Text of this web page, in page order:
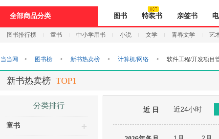
全部商品分类 图书 特装书 亲签书
图书排行榜 童书 中小学用书 小说 文学 青春文学 艺
当当网 > 图书榜 > 新书热卖榜 > 计算机/网络 > 软件工程/开发项目
新书热卖榜 TOP1
分类排行
童书
近 日 近24小时
页
加